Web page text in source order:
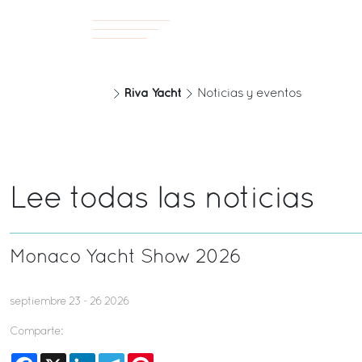
Riva Yacht Noticias y eventos
Lee todas las noticias
Monaco Yacht Show 2026
septiembre 23 - 26 2026
Comparte:
Facebook
X LinkedInTelegram